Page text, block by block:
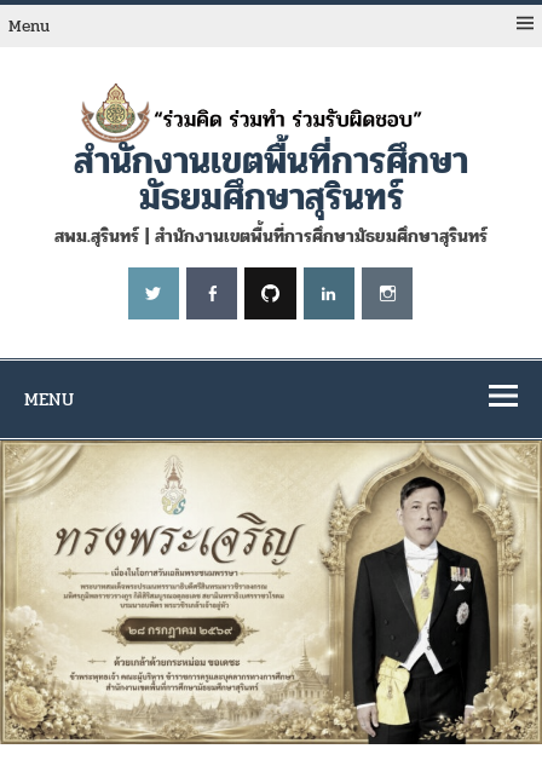
Skip
toMenu
สำนักงานเขตพื้นที่การศึกษา
มัธยมศึกษาสุรินทร์
สพม.สุรินทร์ | สำนักงานเขตพื้นที่การศึกษามัธยมศึกษาสุรินทร์
MENU